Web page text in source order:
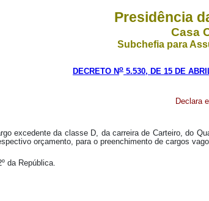
Presidência
Casa
Subchefia para
DECRETO No 5.530, DE 15 DE
Declara
excedente da classe D, da carreira de Carteiro, do
orçamento, para o preenchimento de cargos
da República.